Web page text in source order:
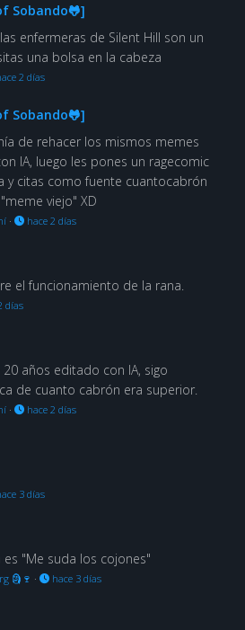
Sobando🐸]
enfermeras de Silent Hill son un
una bolsa en la cabeza
2 días
Sobando🐸]
de rehacer los mismos memes
IA, luego les pones un ragecomic
y citas como fuente cuantocabrón
viejo" XD
· hace 2 días
el funcionamiento de la rana.
días
años editado con IA, sigo
de cuanto cabrón era superior.
· hace 2 días
3 días
"Me suda los cojones"
🗿🍷 · hace 3 días